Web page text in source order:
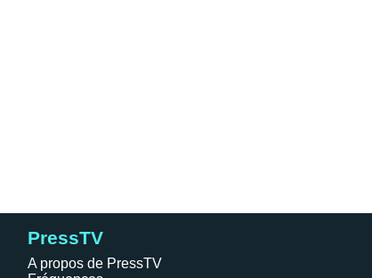
PressTV
A propos de PressTV